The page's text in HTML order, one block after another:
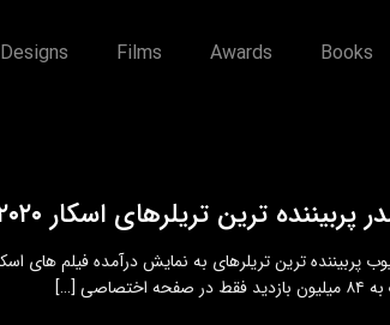
Books
Awards
Films
Designs
ترین تریلرهای اسکار ۲۰۲۰
[…]